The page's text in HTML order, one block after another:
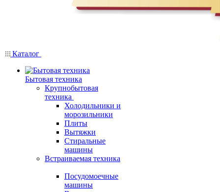
Каталог
Бытовая техника
Крупнобытовая
техника
Холодильники и
морозильники
Плиты
Вытяжки
Стиральные
машины
Встраиваемая техника
Посудомоечные
машины